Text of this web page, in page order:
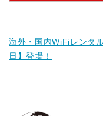
海外・国内WiFiレンタ
日】登場！